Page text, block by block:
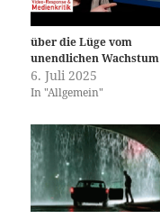
über die Lüge vom
unendlichen Wachstum
6. Juli 2025
In "Allgemein"